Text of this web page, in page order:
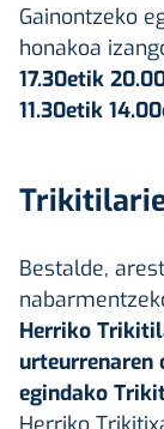
Gainontzeko
honakoa
17.30etik
11.30etik
Bestalde,
Herriko
urteurrenaren
egindako